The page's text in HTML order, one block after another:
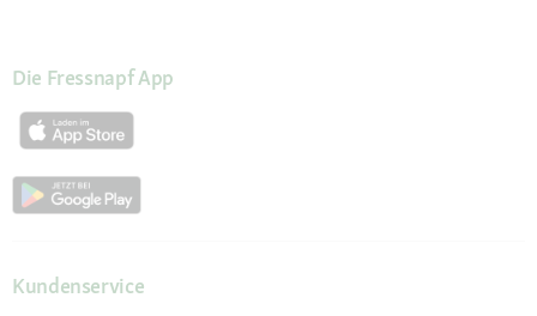
Die Fressnapf App
Kundenservice